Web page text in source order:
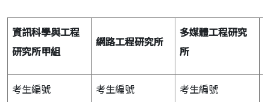
資訊科學與工程
研究所甲組
網路工程研究所
多媒體工程研究
所
考生編號 考生編號 考生編號